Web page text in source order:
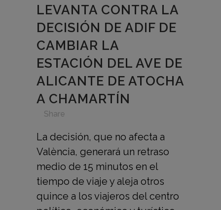
LEVANTA CONTRA LA
DECISIÓN DE ADIF DE
CAMBIAR LA
ESTACIÓN DEL AVE DE
ALICANTE DE ATOCHA
A CHAMARTÍN
Share
La decisión, que no afecta a
València, generará un retraso
medio de 15 minutos en el
tiempo de viaje y aleja otros
quince a los viajeros del centro